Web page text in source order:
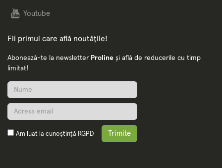
Youtube
Fii primul care află noutățile!
Abonează-te la newsletter Proline și află de reducerile cu timp
limitat!
Am luat la cunoștință RGPD Trimite